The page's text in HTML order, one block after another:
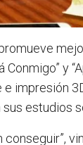
y
impresión
estudios